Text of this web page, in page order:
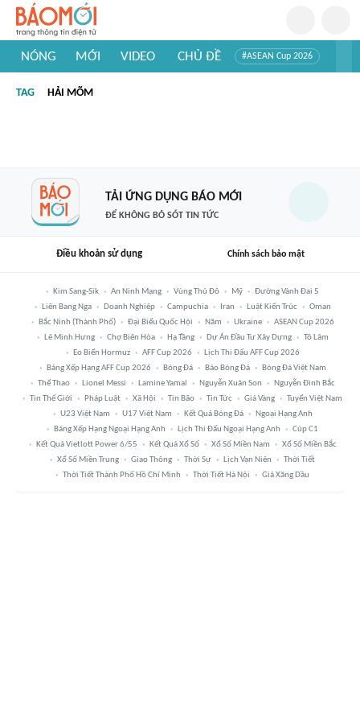
NÓNG MỚI VIDEO CHỦ ĐỀ #ASEAN Cup 2026
#Khám phá thế giới
TAG HẢI MÕM
TẢI ỨNG DỤNG BÁO MỚI
ĐỂ KHÔNG BỎ SÓT TIN TỨC
Điều khoản sử dụng Chính sách bảo mật
Kim Sang-Sik An Ninh Mạng Vùng Thủ Đô Mỹ
Đường Vành Đai 5
Liên Bang Nga
Doanh Nghiệp Campuchia Iran Luật Kiến Trúc
Oman
Bắc Ninh (thành Phố)
Đại Biểu Quốc Hội Năm Ukraine
ASEAN Cup 2026
Lê Minh Hưng
Chợ Biên Hòa Hạ Tầng Dự Án Đầu Tư Xây Dựng
Tô Lâm
Eo Biển Hormuz
AFF Cup 2026
Lịch Thi Đấu AFF Cup 2026
Bảng Xếp Hạng AFF Cup 2026
Bóng Đá Báo Bóng Đá
Bóng Đá Việt Nam
Thể Thao
Lionel Messi Lamine Yamal Nguyễn Xuân Son
Nguyễn Đình Bắc
Tin Thế Giới
Pháp Luật Xã Hội Tin Bão Tin Tức Giá Vàng
Tuyển Việt Nam
U23 Việt Nam
U17 Việt Nam Kết Quả Bóng Đá
Ngoại Hạng Anh
Bảng Xếp Hạng Ngoại Hạng Anh
Lịch Thi Đấu Ngoại Hạng Anh
Cúp C1
Kết Quả Vietlott Power 6/55
Kết Quả Xổ Số Xổ Số Miền Nam
Xổ Số Miền Bắc
Xổ Số Miền Trung
Giao Thông Thời Sự Lịch Vạn Niên
Thời Tiết
Thời Tiết Thành Phố Hồ Chí Minh
Thời Tiết Hà Nội Giá Xăng Dầu